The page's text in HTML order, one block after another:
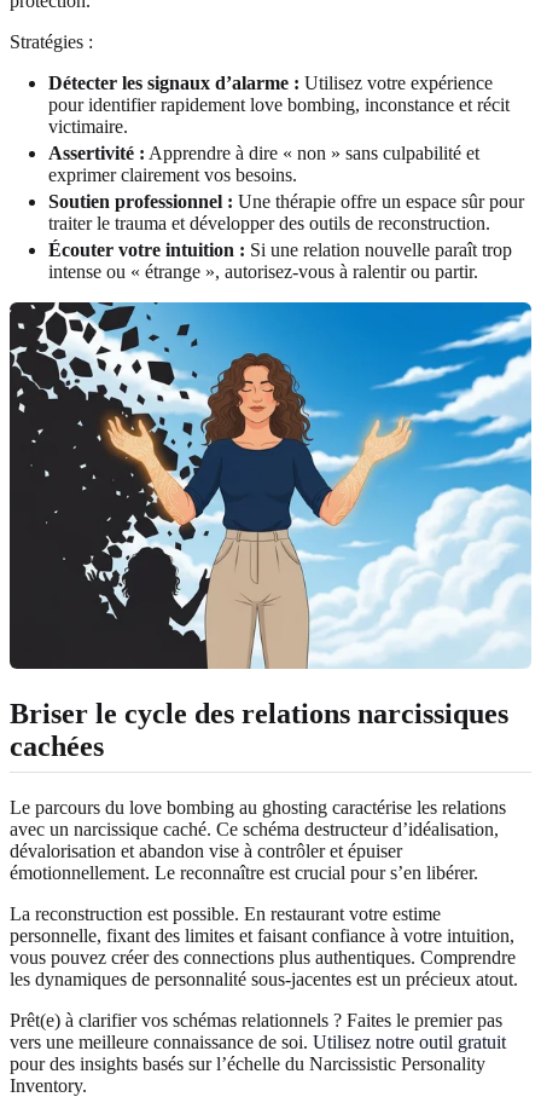
Stratégies :
Détecter les signaux d’alarme : Utilisez votre expérience
pour identifier rapidement love bombing, inconstance et récit
victimaire.
Assertivité : Apprendre à dire « non » sans culpabilité et
exprimer clairement vos besoins.
Soutien professionnel : Une thérapie offre un espace sûr pour
traiter le trauma et développer des outils de reconstruction.
Écouter votre intuition : Si une relation nouvelle paraît trop
intense ou « étrange », autorisez-vous à ralentir ou partir.
Briser le cycle des relations narcissiques
cachées
Le parcours du love bombing au ghosting caractérise les relations
avec un narcissique caché. Ce schéma destructeur d’idéalisation,
dévalorisation et abandon vise à contrôler et épuiser
émotionnellement. Le reconnaître est crucial pour s’en libérer.
La reconstruction est possible. En restaurant votre estime
personnelle, fixant des limites et faisant confiance à votre intuition,
vous pouvez créer des connections plus authentiques. Comprendre
les dynamiques de personnalité sous-jacentes est un précieux atout.
Prêt(e) à clarifier vos schémas relationnels ? Faites le premier pas
vers une meilleure connaissance de soi. Utilisez notre outil gratuit
pour des insights basés sur l’échelle du Narcissistic Personality
Inventory.